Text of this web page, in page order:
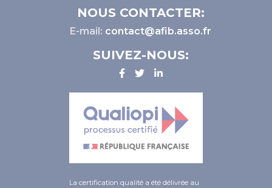
NOUS CONTACTER:
E-mail: contact@afib.asso.fr
SUIVEZ-NOUS:
La certification qualité a été délivrée au